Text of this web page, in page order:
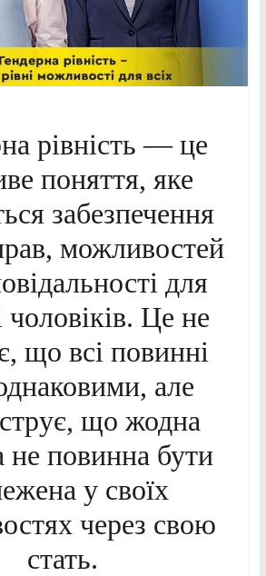
рівність — це
поняття, яке
забезпечення
можливостей
для
чоловіків. Це не
що всі повинні
але
що жодна
повинна бути
у своїх
через свою
стать.